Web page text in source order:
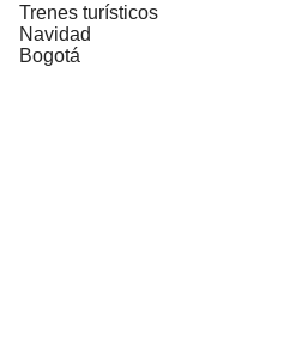
Trenes turísticos
Navidad
Bogotá